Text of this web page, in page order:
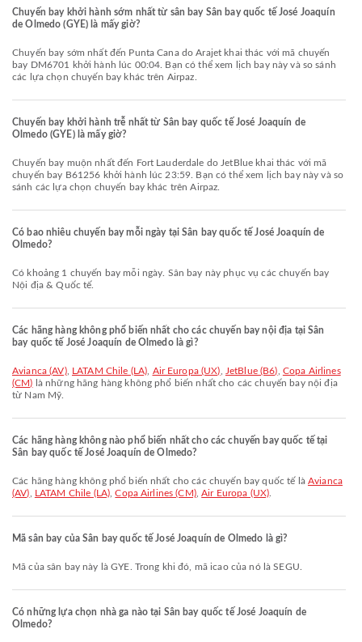
Chuyến bay khởi hành sớm nhất từ sân bay Sân bay quốc tế José Joaquín
de Olmedo (GYE) là mấy giờ?
Chuyến bay sớm nhất đến Punta Cana do Arajet khai thác với mã chuyến
bay DM6701 khởi hành lúc 00:04. Bạn có thể xem lịch bay này và so sánh
các lựa chọn chuyến bay khác trên Airpaz.
Chuyến bay khởi hành trễ nhất từ Sân bay quốc tế José Joaquín de
Olmedo (GYE) là mấy giờ?
Chuyến bay muộn nhất đến Fort Lauderdale do JetBlue khai thác với mã
chuyến bay B61256 khởi hành lúc 23:59. Bạn có thể xem lịch bay này và so
sánh các lựa chọn chuyến bay khác trên Airpaz.
Có bao nhiêu chuyến bay mỗi ngày tại Sân bay quốc tế José Joaquín de
Olmedo?
Có khoảng 1 chuyến bay mỗi ngày. Sân bay này phục vụ các chuyến bay
Nội địa & Quốc tế.
Các hãng hàng không phổ biến nhất cho các chuyến bay nội địa tại Sân
bay quốc tế José Joaquín de Olmedo là gì?
Avianca (AV), LATAM Chile (LA) Air Europa (UX) JetBlue (B6) Copa Airlines
(CM) là những hãng hàng không phổ biến nhất cho các chuyến bay nội địa
từ Nam Mỹ.
Các hãng hàng không nào phổ biến nhất cho các chuyến bay quốc tế tại
Sân bay quốc tế José Joaquín de Olmedo?
Các hãng hàng không phổ biến nhất cho các chuyến bay quốc tế là Avianca
(AV)
LATAM Chile (LA) ,Copa Airlines (CM),Air Europa (UX)
Mã sân bay của Sân bay quốc tế José Joaquín de Olmedo là gì?
Mã của sân bay này là GYE. Trong khi đó, mã icao của nó là SEGU.
Có những lựa chọn nhà ga nào tại Sân bay quốc tế José Joaquín de
Olmedo?